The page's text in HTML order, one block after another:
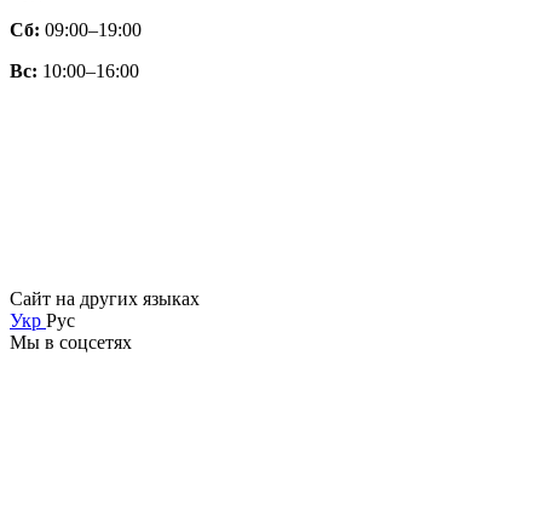
Сб: 09:00–19:00
Вс: 10:00–16:00
Сайт на других языках
Укр Рус
Мы в соцсетях